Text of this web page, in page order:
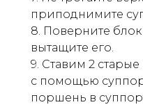
приподнимите
8. Поверните
вытащите его.
9. Ставим 2
с помощью
поршень в